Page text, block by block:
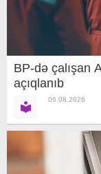
BP-də çalışan
açıqlanıb
06.08.2026